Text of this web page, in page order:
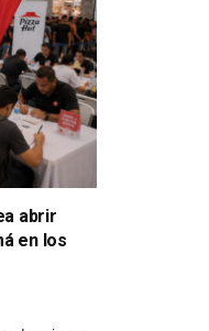
abrir
en los